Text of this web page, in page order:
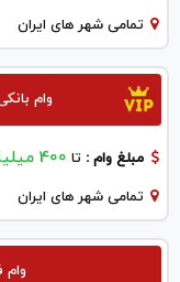
تمامی شهر های ایران
وام بانکی از ۲ تا ۴۰۰ میلیارد
مبلغ وام : تا 400 میلیارد
تمامی شهر های ایران
وام